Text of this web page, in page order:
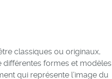
classiques ou originaux,
différentes formes et modèles
qui représente l’image du